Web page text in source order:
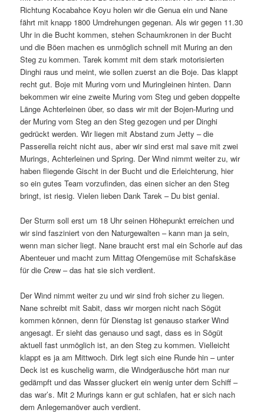
Richtung Kocabahce Koyu holen wir die Genua ein und Nane
fährt mit knapp 1800 Umdrehungen gegenan. Als wir gegen 11.30
Uhr in die Bucht kommen, stehen Schaumkronen in der Bucht
und die Böen machen es unmöglich schnell mit Muring an den
Steg zu kommen. Tarek kommt mit dem stark motorisierten
Dinghi raus und meint, wie sollen zuerst an die Boje. Das klappt
recht gut. Boje mit Muring vorn und Muringleinen hinten. Dann
bekommen wir eine zweite Muring vom Steg und geben doppelte
Länge Achterleinen über, so dass wir mit der Bojen-Muring und
der Muring vom Steg an den Steg gezogen und per Dinghi
gedrückt werden. Wir liegen mit Abstand zum Jetty – die
Passerella reicht nicht aus, aber wir sind erst mal save mit zwei
Murings, Achterleinen und Spring. Der Wind nimmt weiter zu, wir
haben fliegende Gischt in der Bucht und die Erleichterung, hier
so ein gutes Team vorzufinden, das einen sicher an den Steg
bringt, ist riesig. Vielen lieben Dank Tarek – Du bist genial.
Der Sturm soll erst um 18 Uhr seinen Höhepunkt erreichen und
wir sind fasziniert von den Naturgewalten – kann man ja sein,
wenn man sicher liegt. Nane braucht erst mal ein Schorle auf das
Abenteuer und macht zum Mittag Ofengemüse mit Schafskäse
für die Crew – das hat sie sich verdient.
Der Wind nimmt weiter zu und wir sind froh sicher zu liegen.
Nane schreibt mit Sabit, dass wir morgen nicht nach Sögüt
kommen können, denn für Dienstag ist genauso starker Wind
angesagt. Er sieht das genauso und sagt, dass es in Sögüt
aktuell fast unmöglich ist, an den Steg zu kommen. Vielleicht
klappt es ja am Mittwoch. Dirk legt sich eine Runde hin – unter
Deck ist es kuschelig warm, die Windgeräusche hört man nur
gedämpft und das Wasser gluckert ein wenig unter dem Schiff –
das war’s. Mit 2 Murings kann er gut schlafen, hat er sich nach
dem Anlegemanöver auch verdient.